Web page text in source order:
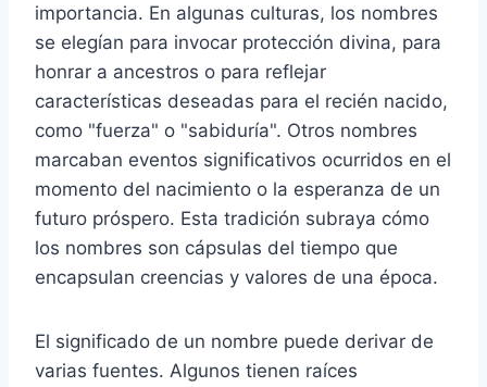
importancia. En algunas culturas, los nombres
se elegían para invocar protección divina, para
honrar a ancestros o para reflejar
características deseadas para el recién nacido,
como "fuerza" o "sabiduría". Otros nombres
marcaban eventos significativos ocurridos en el
momento del nacimiento o la esperanza de un
futuro próspero. Esta tradición subraya cómo
los nombres son cápsulas del tiempo que
encapsulan creencias y valores de una época.
El significado de un nombre puede derivar de
varias fuentes. Algunos tienen raíces